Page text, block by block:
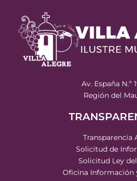
Av. España N.º
Región del
Transparencia
Solicitud de
Solicitud Ley
Oficina Información